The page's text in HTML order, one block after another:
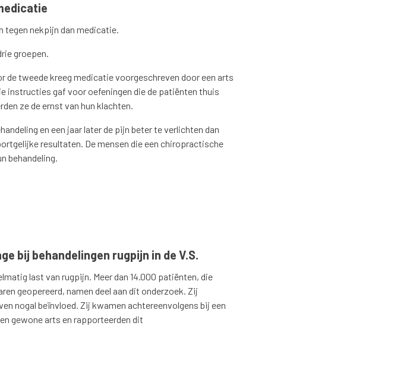
tegen nekpijn dan medicatie.
groepen.
de tweede kreeg medicatie voorgeschreven door een arts
instructies gaf voor oefeningen die de patiënten thuis
ze de ernst van hun klachten.
en een jaar later de pijn beter te verlichten dan
resultaten. De mensen die een chiropractische
behandeling.
bij behandelingen rugpijn in de V.S.
last van rugpijn. Meer dan 14.000 patiënten, die
geopereerd, namen deel aan dit onderzoek. Zij
nogal beïnvloed. Zij kwamen achtereenvolgens bij een
gewone arts en rapporteerden dit